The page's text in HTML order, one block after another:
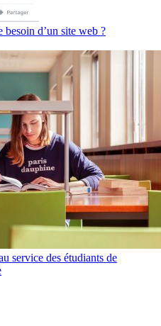
besoin d’un site web ?
service des étudiants de